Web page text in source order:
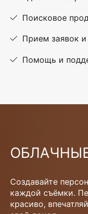
Поисковое
Прием заявок
Помощь и
Создавайте
каждой съёмки.
красиво,